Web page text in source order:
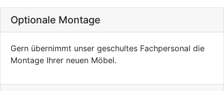
Optionale Montage
Gern übernimmt unser geschultes Fachpersonal die
Montage Ihrer neuen Möbel.